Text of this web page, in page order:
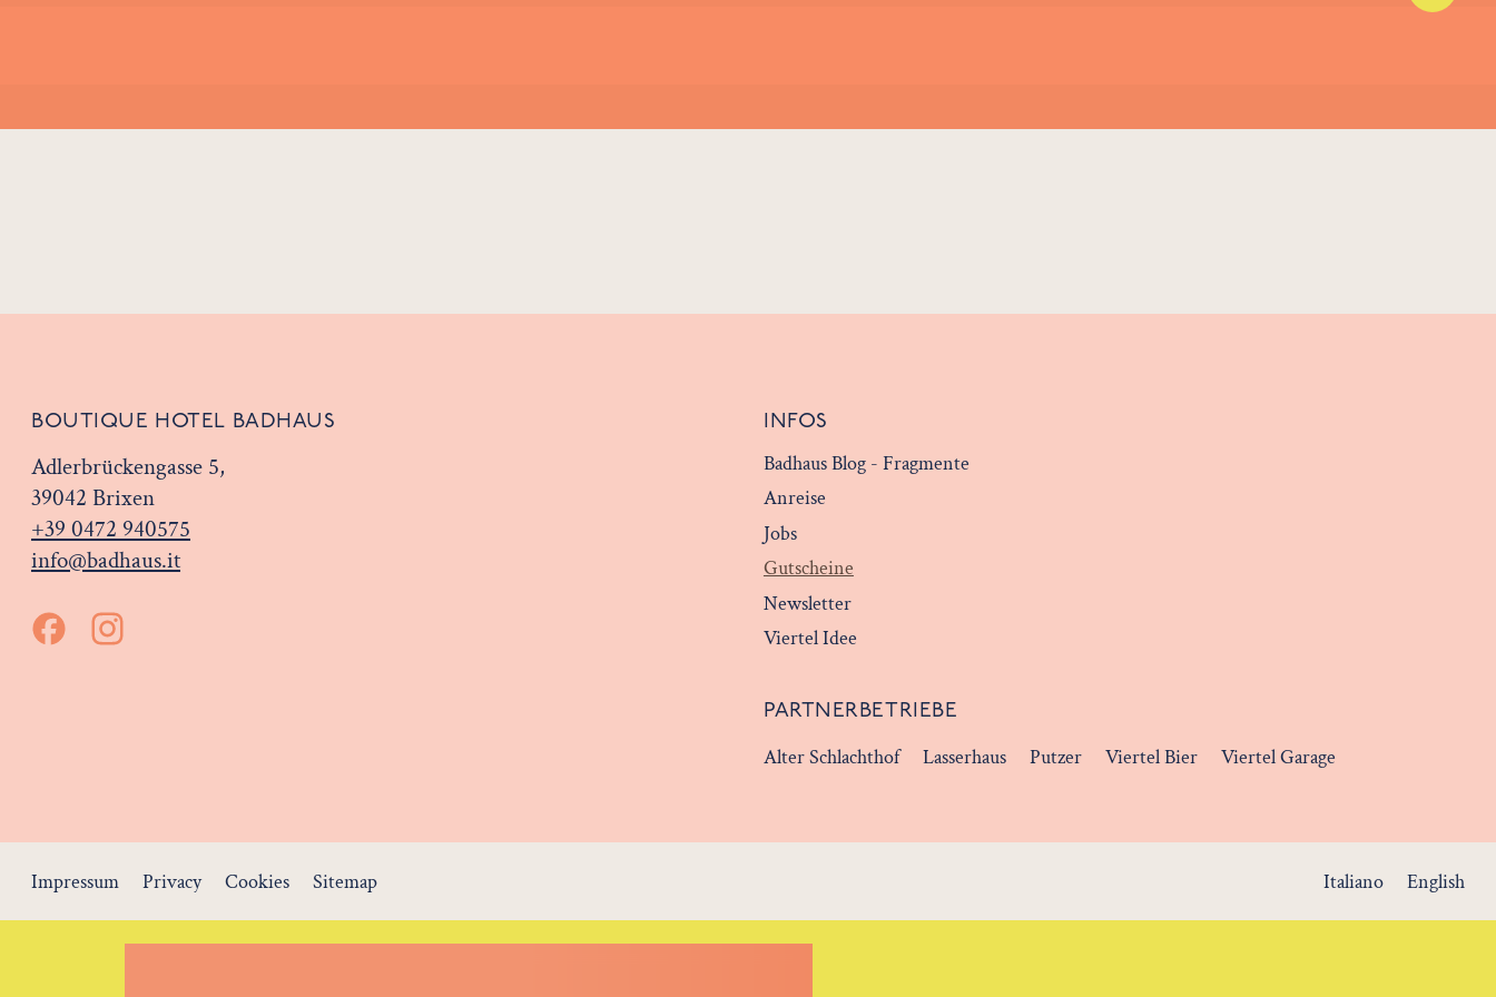
BOUTIQUE HOTEL BADHAUS
Adlerbrückengasse 5,
39042 Brixen
+39 0472 940575
info@badhaus.it
INFOS
Badhaus Blog - Fragmente
Anreise
Jobs
Gutscheine
Newsletter
Viertel Idee
PARTNERBETRIEBE
Alter Schlachthof
Lasserhaus Putzer Viertel Bier Viertel Garage
Impressum Privacy Cookies Sitemap Italiano English